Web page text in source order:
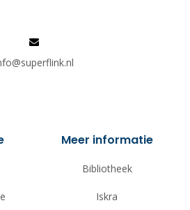
Meer informatie
Bibliotheek
Iskra